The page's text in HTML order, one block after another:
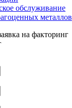
обслуживание
металлов
на факторинг